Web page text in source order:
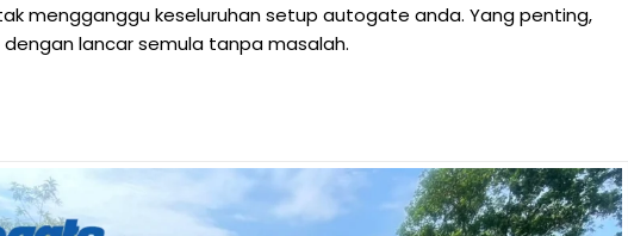
mengganggu keseluruhan setup autogate anda. Yang penting,
lancar semula tanpa masalah.